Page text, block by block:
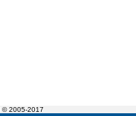
© 2005-2017